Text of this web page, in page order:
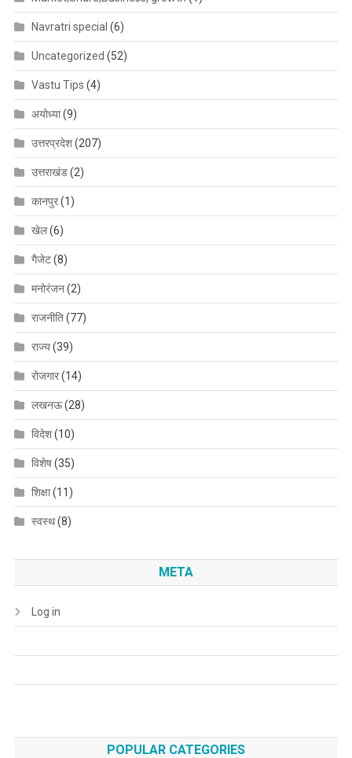
Navratri special (6)
Uncategorized (52)
Vastu Tips (4)
अयोध्या(9)
उत्तरप्रदेश(207)
उत्तराखंड(2)
कानपुर(1)
खेल(6)
गैजेट(8)
मनोरंजन(2)
राजनीति(77)
राज्य(39)
रोजगार(14)
लखनऊ(28)
विदेश(10)
विशेष(35)
शिक्षा(11)
स्वस्थ(8)
META
Log in
POPULAR CATEGORIES